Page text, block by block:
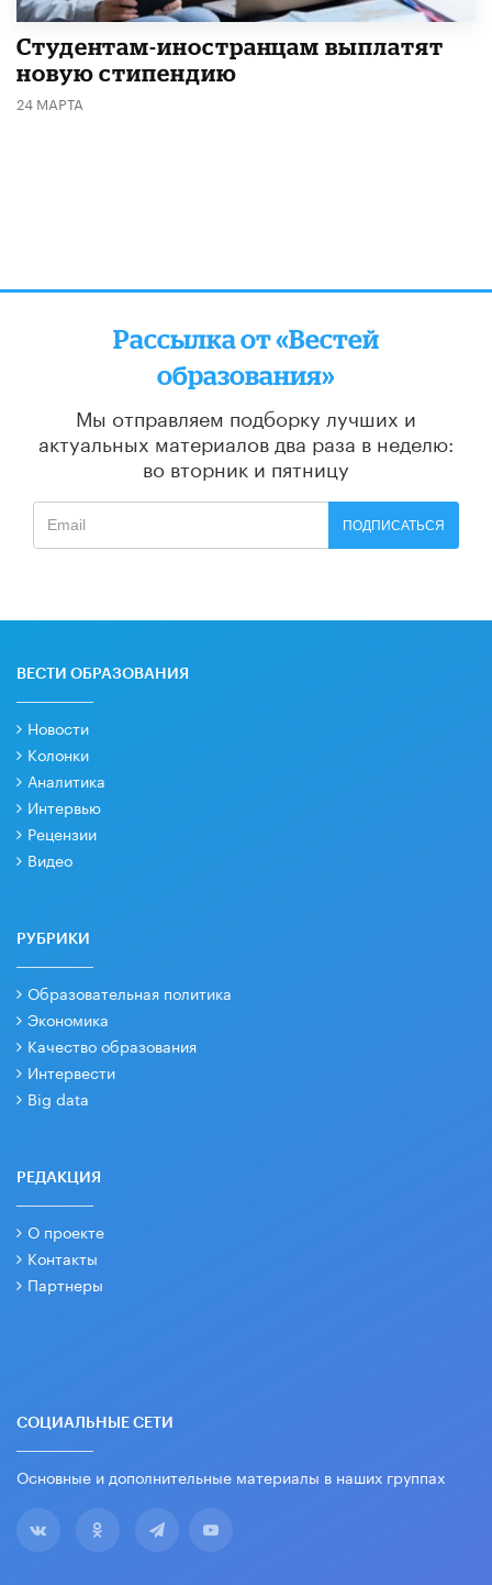
Студентам-иностранцам выплатят
новую стипендию
24 МАРТА
Рассылка от «Вестей
образования»
Мы отправляем подборку лучших и
актуальных материалов два раза в неделю:
во вторник и пятницу
ПОДПИСАТЬСЯ
ВЕСТИ ОБРАЗОВАНИЯ
Новости
Колонки
Аналитика
Интервью
Рецензии
Видео
РУБРИКИ
Образовательная политика
Экономика
Качество образования
Интервести
Big data
РЕДАКЦИЯ
О проекте
Контакты
Партнеры
СОЦИАЛЬНЫЕ СЕТИ
Основные и дополнительные материалы в наших группах